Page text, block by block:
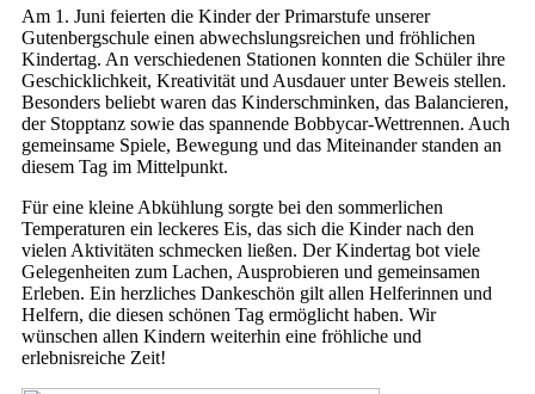
Am 1. Juni feierten die Kinder der Primarstufe unserer
Gutenbergschule einen abwechslungsreichen und fröhlichen
Kindertag. An verschiedenen Stationen konnten die Schüler ihre
Geschicklichkeit, Kreativität und Ausdauer unter Beweis stellen.
Besonders beliebt waren das Kinderschminken, das Balancieren,
der Stopptanz sowie das spannende Bobbycar-Wettrennen. Auch
gemeinsame Spiele, Bewegung und das Miteinander standen an
diesem Tag im Mittelpunkt.
Für eine kleine Abkühlung sorgte bei den sommerlichen
Temperaturen ein leckeres Eis, das sich die Kinder nach den
vielen Aktivitäten schmecken ließen. Der Kindertag bot viele
Gelegenheiten zum Lachen, Ausprobieren und gemeinsamen
Erleben. Ein herzliches Dankeschön gilt allen Helferinnen und
Helfern, die diesen schönen Tag ermöglicht haben. Wir
wünschen allen Kindern weiterhin eine fröhliche und
erlebnisreiche Zeit!